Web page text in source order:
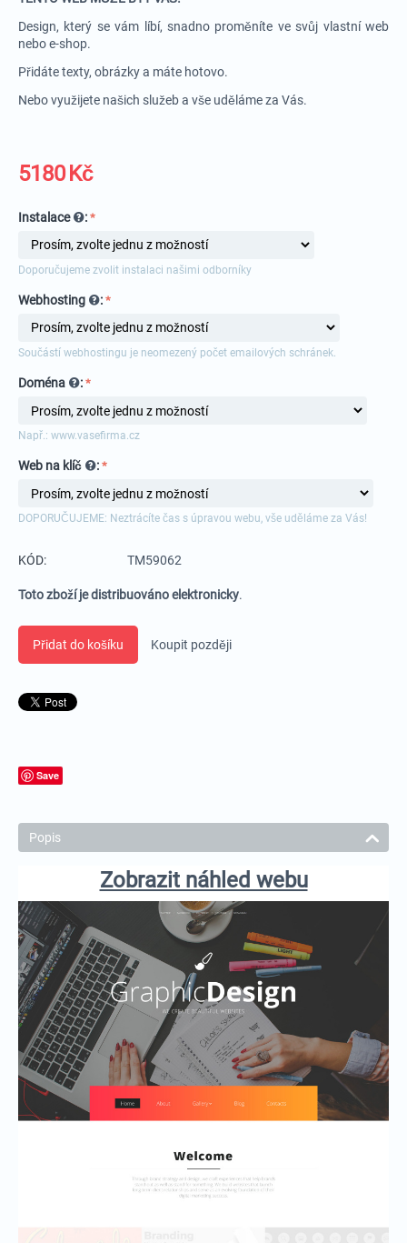
Design, který se vám líbí, snadno proměníte ve svůj vlastní web
nebo e-shop.
Přidáte texty, obrázky a máte hotovo.
Nebo využijete našich služeb a vše uděláme za Vás.
5180Kč
Instalace :
Doporučujeme zvolit instalaci našimi odborníky
Webhosting :
Součástí webhostingu je neomezený počet emailových schránek.
Doména :
Např.: www.vasefirma.cz
Web na klíč :
DOPORUČUJEME: Neztrácíte čas s úpravou webu, vše uděláme za Vás!
KÓD: TM59062
Toto zboží je distribuováno elektronicky.
Přidat do košíku Koupit později
Save
Popis
Zobrazit náhled webu